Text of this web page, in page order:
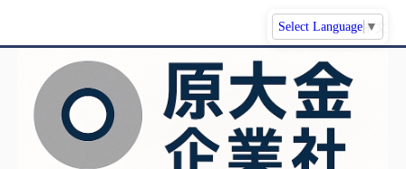
繁體中文
Select Language ▼